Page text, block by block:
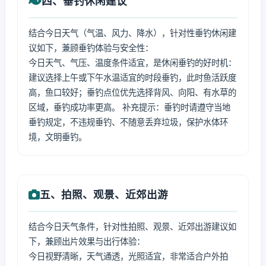
结合今日天气（气温、风力、降水），针对性垂钓休闲建
议如下，兼顾垂钓体验与安全性：
今日天气、气压、温度条件适宜，是休闲垂钓的好时机：
建议选择上午或下午水温适宜的时段垂钓，此时鱼活跃度
高，鱼口较好；垂钓点位优先选择背风、向阳、有水草的
区域，垂钓成功率更高。 补充提示：垂钓时请遵守当地
垂钓规定，不违规垂钓、不随意丢弃垃圾，保护水体环
境，文明垂钓。
五、拍照、观景、近郊出游
结合今日天气条件，针对性拍照、观景、近郊出游建议如
下，兼顾出片效果与出行体验：
今日视野清晰，天气通透，光照适宜，非常适合户外拍